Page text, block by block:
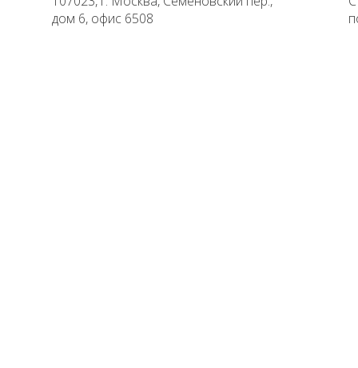
дом 6, офис 6508